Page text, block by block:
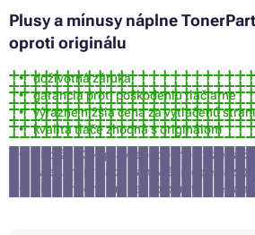
Plusy a mínusy náplne
oproti originálu
doživotná záruka
garancia proti poškodeniu tlačiarne
výrazne nižšia cena za vytlačenú
kvalita tlače zhodná s originálom
približne 3% pravdepodobnosť, že
(v takom prípade Vám vrátime peniaze)
nie je vhodná pre tlač fotografií a